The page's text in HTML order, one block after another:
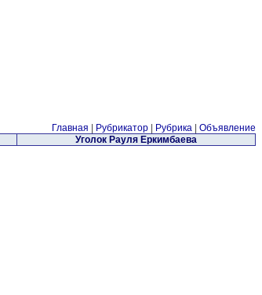
Главная Рубрикатор Рубрика
Объявление
Уголок Рауля Еркимбаева